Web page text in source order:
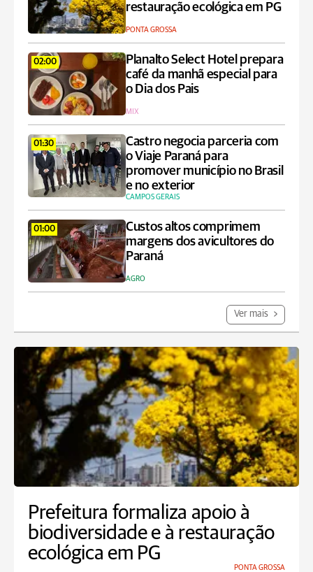
restauração ecológica em PG
PONTA GROSSA
02:00
Planalto Select Hotel prepara
café da manhã especial para
o Dia dos Pais
MIX
01:30
Castro negocia parceria com
o Viaje Paraná para
promover município no Brasil
e no exterior
CAMPOS GERAIS
01:00
Custos altos comprimem
margens dos avicultores do
Paraná
AGRO
Ver mais
Prefeitura formaliza apoio à
biodiversidade e à restauração
ecológica em PG
PONTA GROSSA